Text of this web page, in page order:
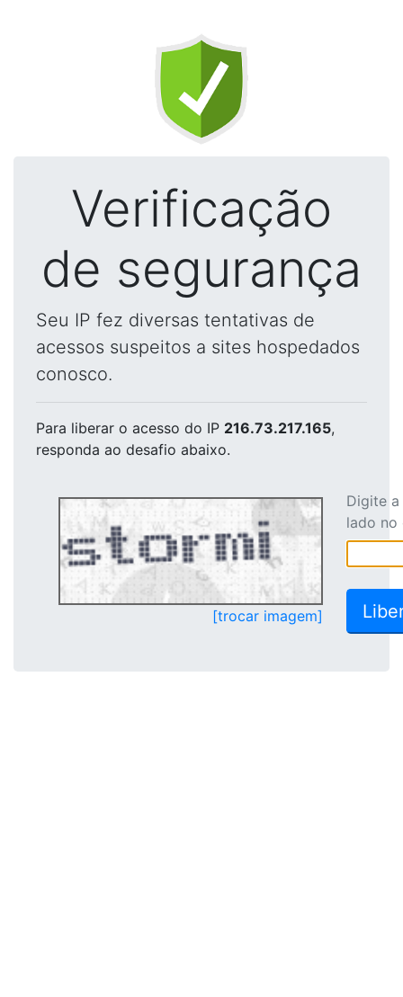
Verificação
de segurança
Seu IP fez diversas tentativas de
acessos suspeitos a sites hospedados
conosco.
Para liberar o acesso do IP 216.73.217.165,
responda ao desafio abaixo.
[trocar imagem]
Digite
lado no